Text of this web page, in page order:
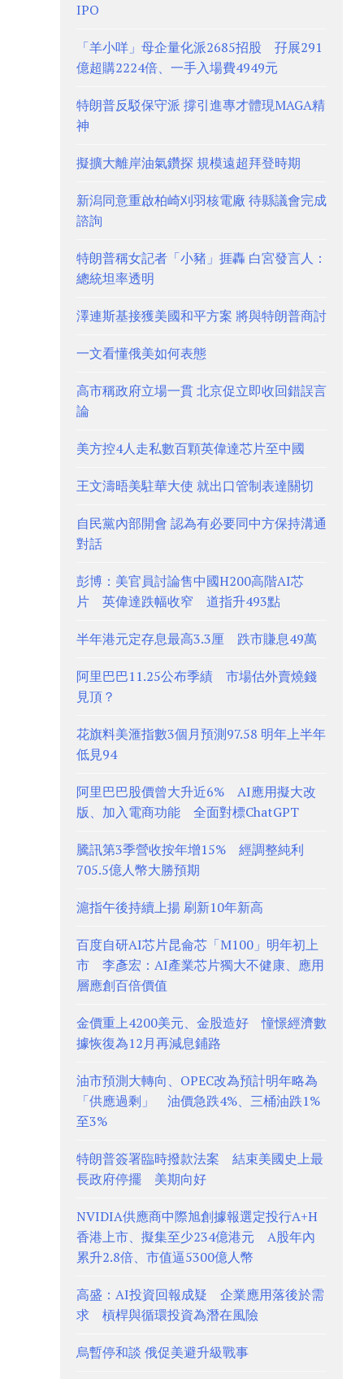
IPO
「羊小咩」母企量化派2685招股 孖展291
億超購2224倍、一手入場費4949元
特朗普反駁保守派 撐引進專才體現MAGA精
神
擬擴大離岸油氣鑽探 規模遠超拜登時期
新潟同意重啟柏崎刈羽核電廠 待縣議會完成
諮詢
特朗普稱女記者「小豬」捱轟 白宮發言人：
總統坦率透明
澤連斯基接獲美國和平方案 將與特朗普商討
一文看懂俄美如何表態
高市稱政府立場一貫 北京促立即收回錯誤言
論
美方控4人走私數百顆英偉達芯片至中國
王文濤晤美駐華大使 就出口管制表達關切
自民黨內部開會 認為有必要同中方保持溝通
對話
彭博：美官員討論售中國H200高階AI芯
片 英偉達跌幅收窄 道指升493點
半年港元定存息最高3.3厘 跌市賺息49萬
阿里巴巴11.25公布季績 市場估外賣燒錢
見頂？
花旗料美滙指數3個月預測97.58 明年上半年
低見94
阿里巴巴股價曾大升近6% AI應用擬大改
版、加入電商功能 全面對標ChatGPT
騰訊第3季營收按年增15% 經調整純利
705.5億人幣大勝預期
滬指午後持續上揚 刷新10年新高
百度自研AI芯片昆侖芯「M100」明年初上
市 李彥宏：AI產業芯片獨大不健康、應用
層應創百倍價值
金價重上4200美元、金股造好 憧憬經濟數
據恢復為12月再減息鋪路
油市預測大轉向、OPEC改為預計明年略為
「供應過剩」 油價急跌4%、三桶油跌1%
至3%
特朗普簽署臨時撥款法案 結束美國史上最
長政府停擺 美期向好
NVIDIA供應商中際旭創據報選定投行A+H
香港上市、擬集至少234億港元 A股年內
累升2.8倍、市值逼5300億人幣
高盛：AI投資回報成疑 企業應用落後於需
求 槓桿與循環投資為潛在風險
烏暫停和談 俄促美避升級戰事